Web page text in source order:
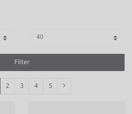
Filter
2 3 4 5